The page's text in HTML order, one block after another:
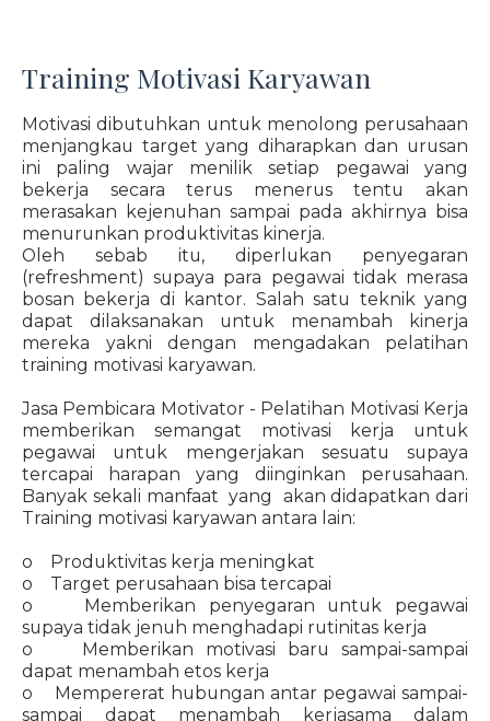
Training Motivasi Karyawan
Motivasi dibutuhkan untuk menolong perusahaan
menjangkau target yang diharapkan dan urusan
ini paling wajar menilik setiap pegawai yang
bekerja secara terus menerus tentu akan
merasakan kejenuhan sampai pada akhirnya bisa
menurunkan produktivitas kinerja.
Oleh sebab itu, diperlukan penyegaran
(refreshment) supaya para pegawai tidak merasa
bosan bekerja di kantor. Salah satu teknik yang
dapat dilaksanakan untuk menambah kinerja
mereka yakni dengan mengadakan pelatihan
training motivasi karyawan.
Jasa Pembicara Motivator - Pelatihan Motivasi Kerja
memberikan semangat motivasi kerja untuk
pegawai untuk mengerjakan sesuatu supaya
tercapai harapan yang diinginkan perusahaan.
Banyak sekali manfaat yang akan didapatkan dari
Training motivasi karyawan antara lain:
o Produktivitas kerja meningkat
o Target perusahaan bisa tercapai
o Memberikan penyegaran untuk pegawai
supaya tidak jenuh menghadapi rutinitas kerja
o Memberikan motivasi baru sampai-sampai
dapat menambah etos kerja
o Mempererat hubungan antar pegawai sampai-
sampai dapat menambah kerjasama dalam